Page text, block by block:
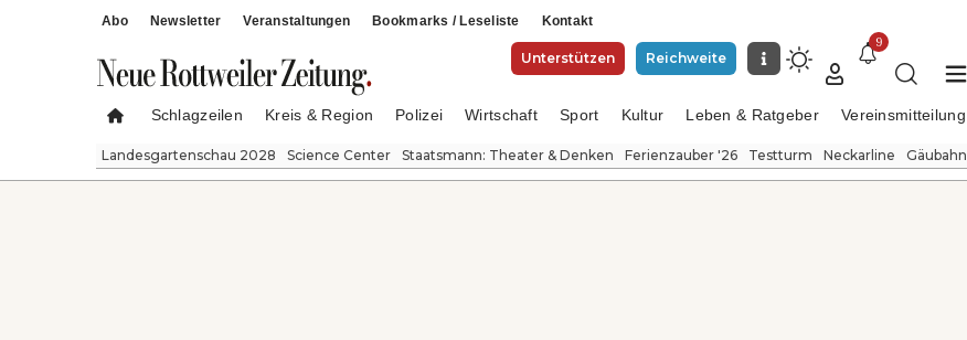
Abo Newsletter Veranstaltungen Bookmarks / Leseliste Kontakt
Unterstützen Reichweite
9
Schlagzeilen Kreis & Region Polizei Wirtschaft Sport Kultur Leben & Ratgeber Vereinsmitteilung
Landesgartenschau 2028 Science Center Staatsmann: Theater & Denken Ferienzauber '26 Testturm Neckarline Gäubahn